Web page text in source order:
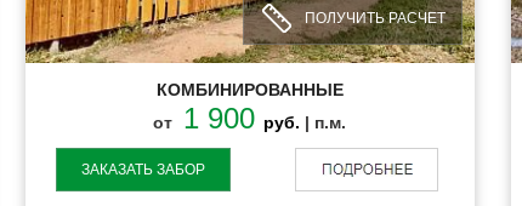
ПОЛУЧИТЬ РАСЧЕТ
КОМБИНИРОВАННЫЕ
от
1 900 руб. | п.м.
ЗАКАЗАТЬ ЗАБОР